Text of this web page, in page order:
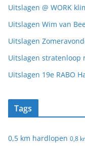
Uitslagen @ WORK
Uitslagen Wim van
Uitslagen
Uitslagen stratenloop
Uitslagen 19e RABO
Tags
0,5 km hardlopen 0,8